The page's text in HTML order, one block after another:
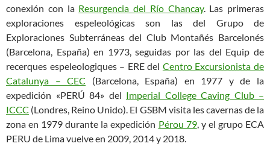
conexión con la Resurgencia del Río Chancay. Las primeras
exploraciones espeleológicas son las del Grupo de
Exploraciones Subterráneas del Club Montañés Barcelonés
(Barcelona, España) en 1973, seguidas por las del Equip de
recerques espeleologiques – ERE del Centro Excursionista de
Catalunya – CEC (Barcelona, España) en 1977 y de la
expedición «PERÚ 84» del Imperial College Caving Club –
ICCC (Londres, Reino Unido). El GSBM visita les cavernas de la
zona en 1979 durante la expedición Pérou 79, y el grupo ECA
PERU de Lima vuelve en 2009, 2014 y 2018.